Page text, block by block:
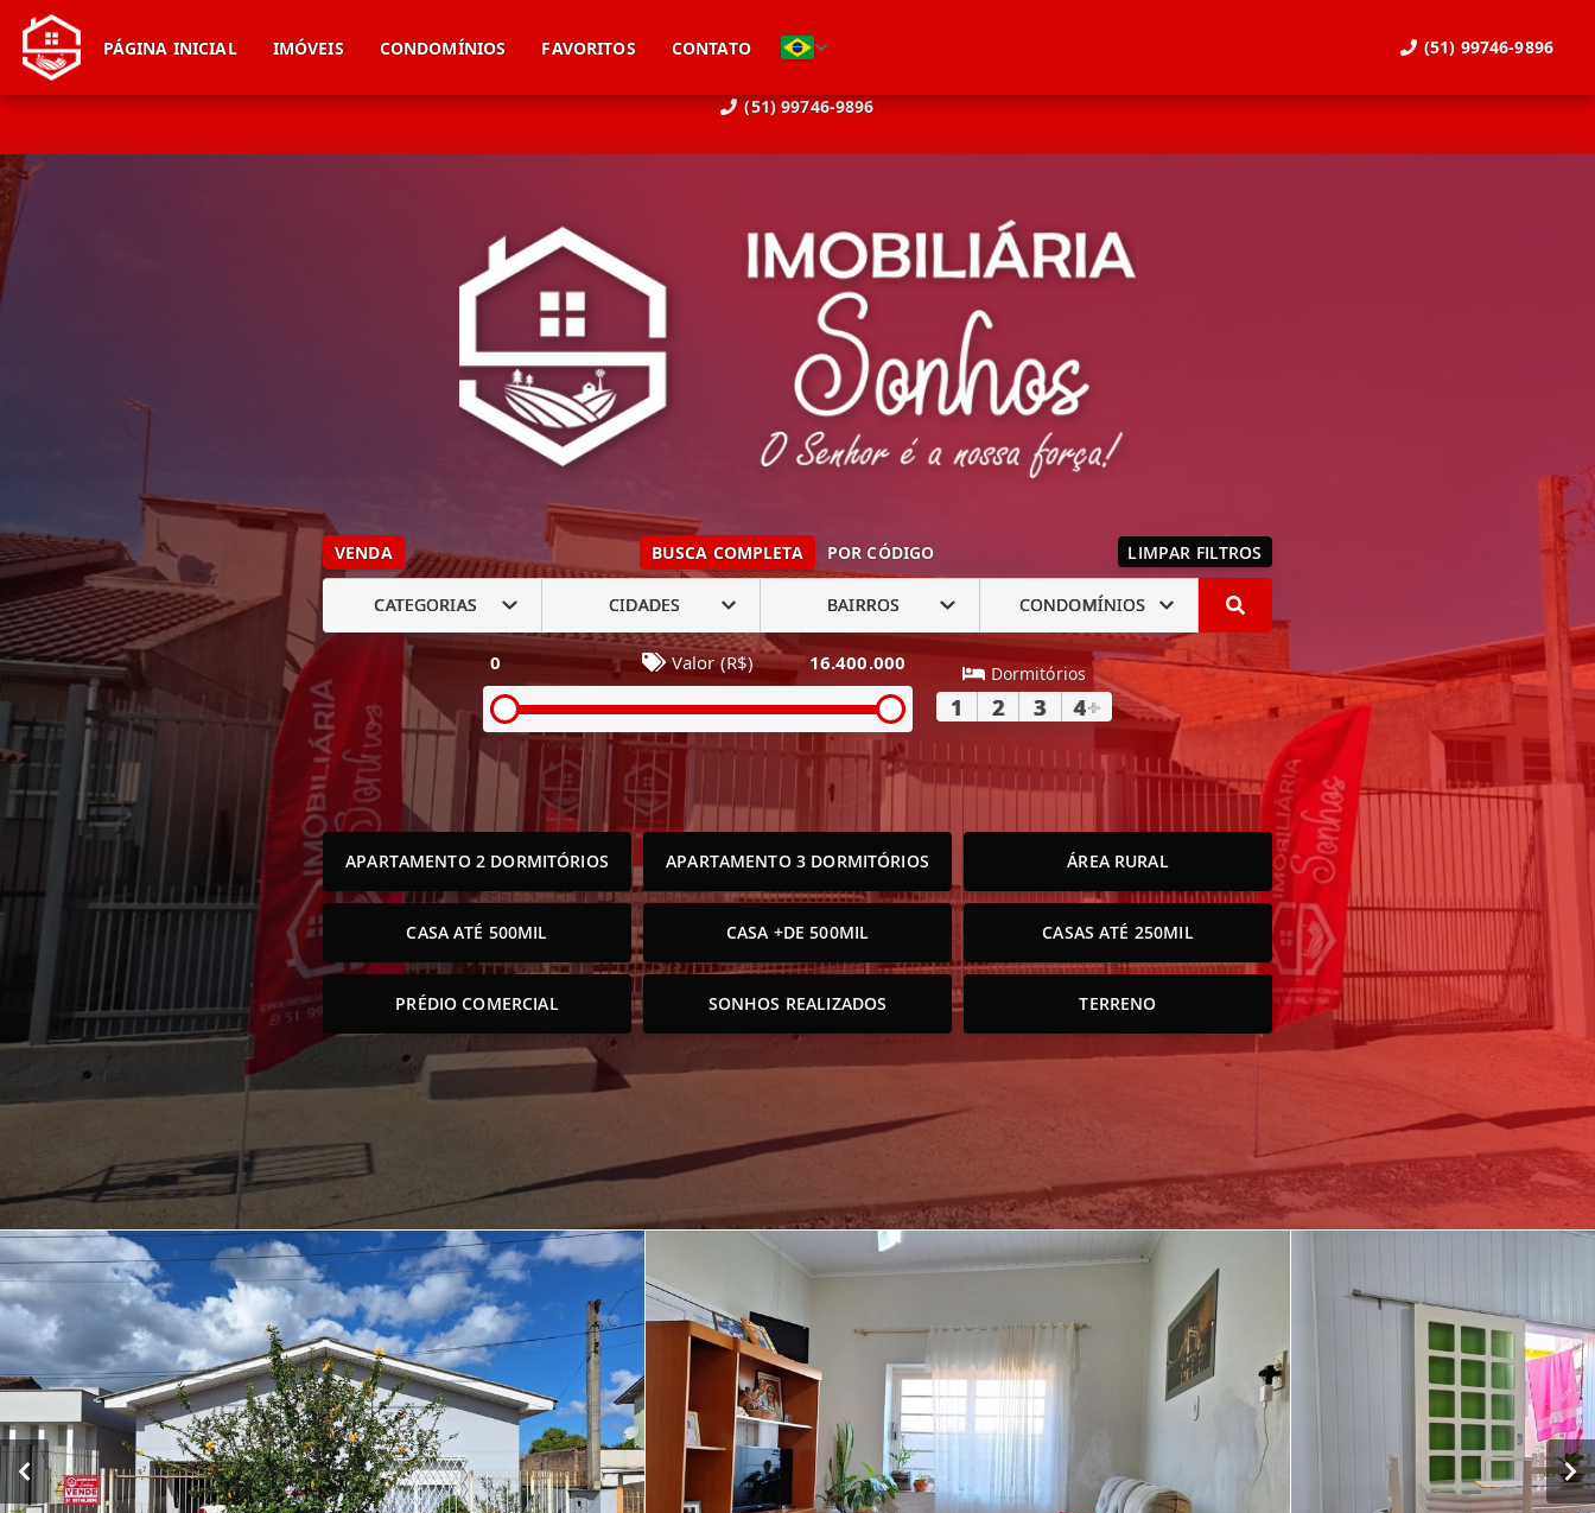
(51) 99746-9896
PÁGINA INICIAL IMÓVEIS CONDOMÍNIOS FAVORITOS CONTATO (51) 99746-9896
VENDA BUSCA COMPLETA POR CÓDIGO LIMPAR FILTROS
CATEGORIAS CIDADES BAIRROS CONDOMÍNIOS
0 Valor (R$) 16.400.000 Dormitórios
1 2 3 4+
APARTAMENTO 2 DORMITÓRIOS APARTAMENTO 3 DORMITÓRIOS ÁREA RURAL
CASA ATÉ 500MIL CASA +DE 500MIL CASAS ATÉ 250MIL
PRÉDIO COMERCIAL SONHOS REALIZADOS TERRENO